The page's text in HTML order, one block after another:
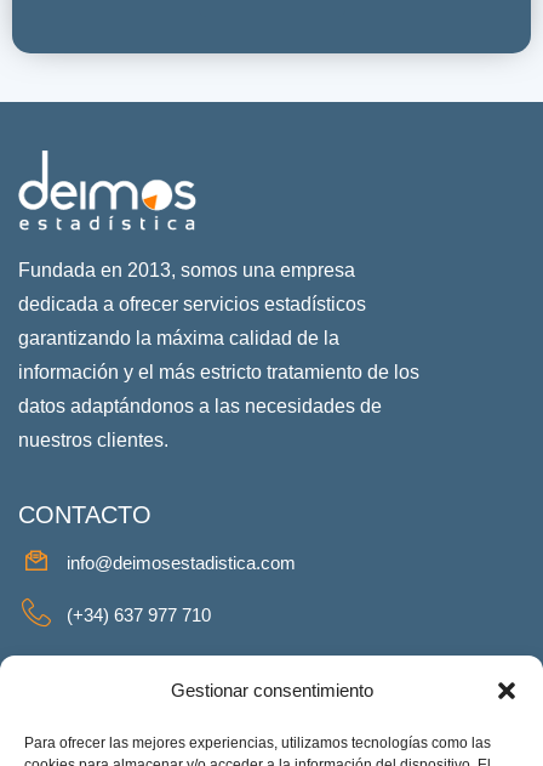
Gestionar consentimiento
Para ofrecer las mejores experiencias, utilizamos tecnologías como las
Fundada en 2013, somos una empresa
dedicada a ofrecer servicios estadísticos
garantizando la máxima calidad de la
información y el más estricto tratamiento de los
datos adaptándonos a las necesidades de
nuestros clientes.
CONTACTO
info@deimosestadistica.com
(+34) 637 977 710